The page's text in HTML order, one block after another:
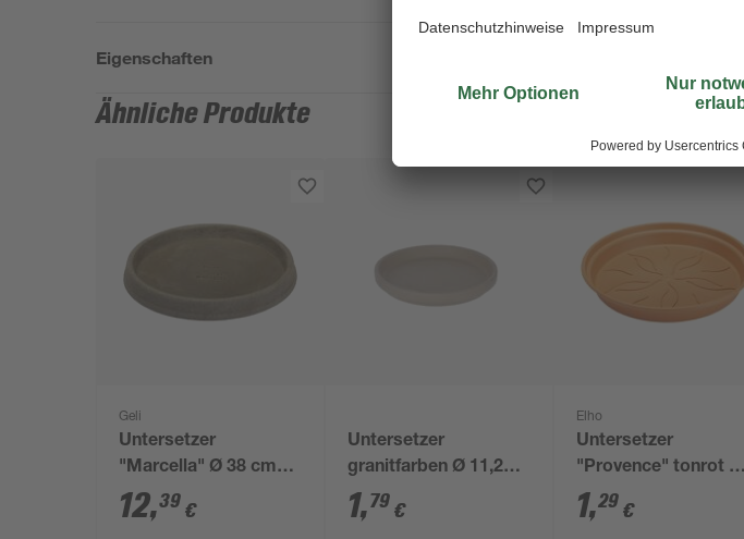
Eigenschaften
Ähnliche Produkte
Geli
Untersetzer
"Marcella" Ø 38 cm
Taupe
12,39 €
Untersetzer
granitfarben Ø 11,2
cm
1,79 €
Elho
Untersetzer
"Provence" tonrot Ø
10 cm
1,29 €